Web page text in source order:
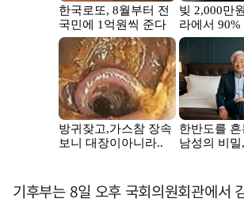
기후부는 8일 오후 국회의원회관에서